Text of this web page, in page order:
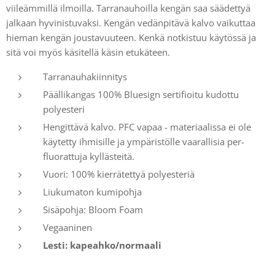
viileämmillä ilmoilla. Tarranauhoilla kengän saa säädettyä
jalkaan hyvinistuvaksi. Kengän vedänpitävä kalvo vaikuttaa
hieman kengän joustavuuteen. Kenkä notkistuu käytössä ja
sitä voi myös käsitellä käsin etukäteen.
Tarranauhakiinnitys
Päällikangas 100% Bluesign sertifioitu kudottu
polyesteri
Hengittävä kalvo. PFC vapaa - materiaalissa ei ole
käytetty ihmisille ja ympäristölle vaarallisia per-
fluorattuja kyllästeitä.
Vuori: 100% kierrätettyä polyesteriä
Liukumaton kumipohja
Sisäpohja: Bloom Foam
Vegaaninen
Lesti: kapeahko/normaali